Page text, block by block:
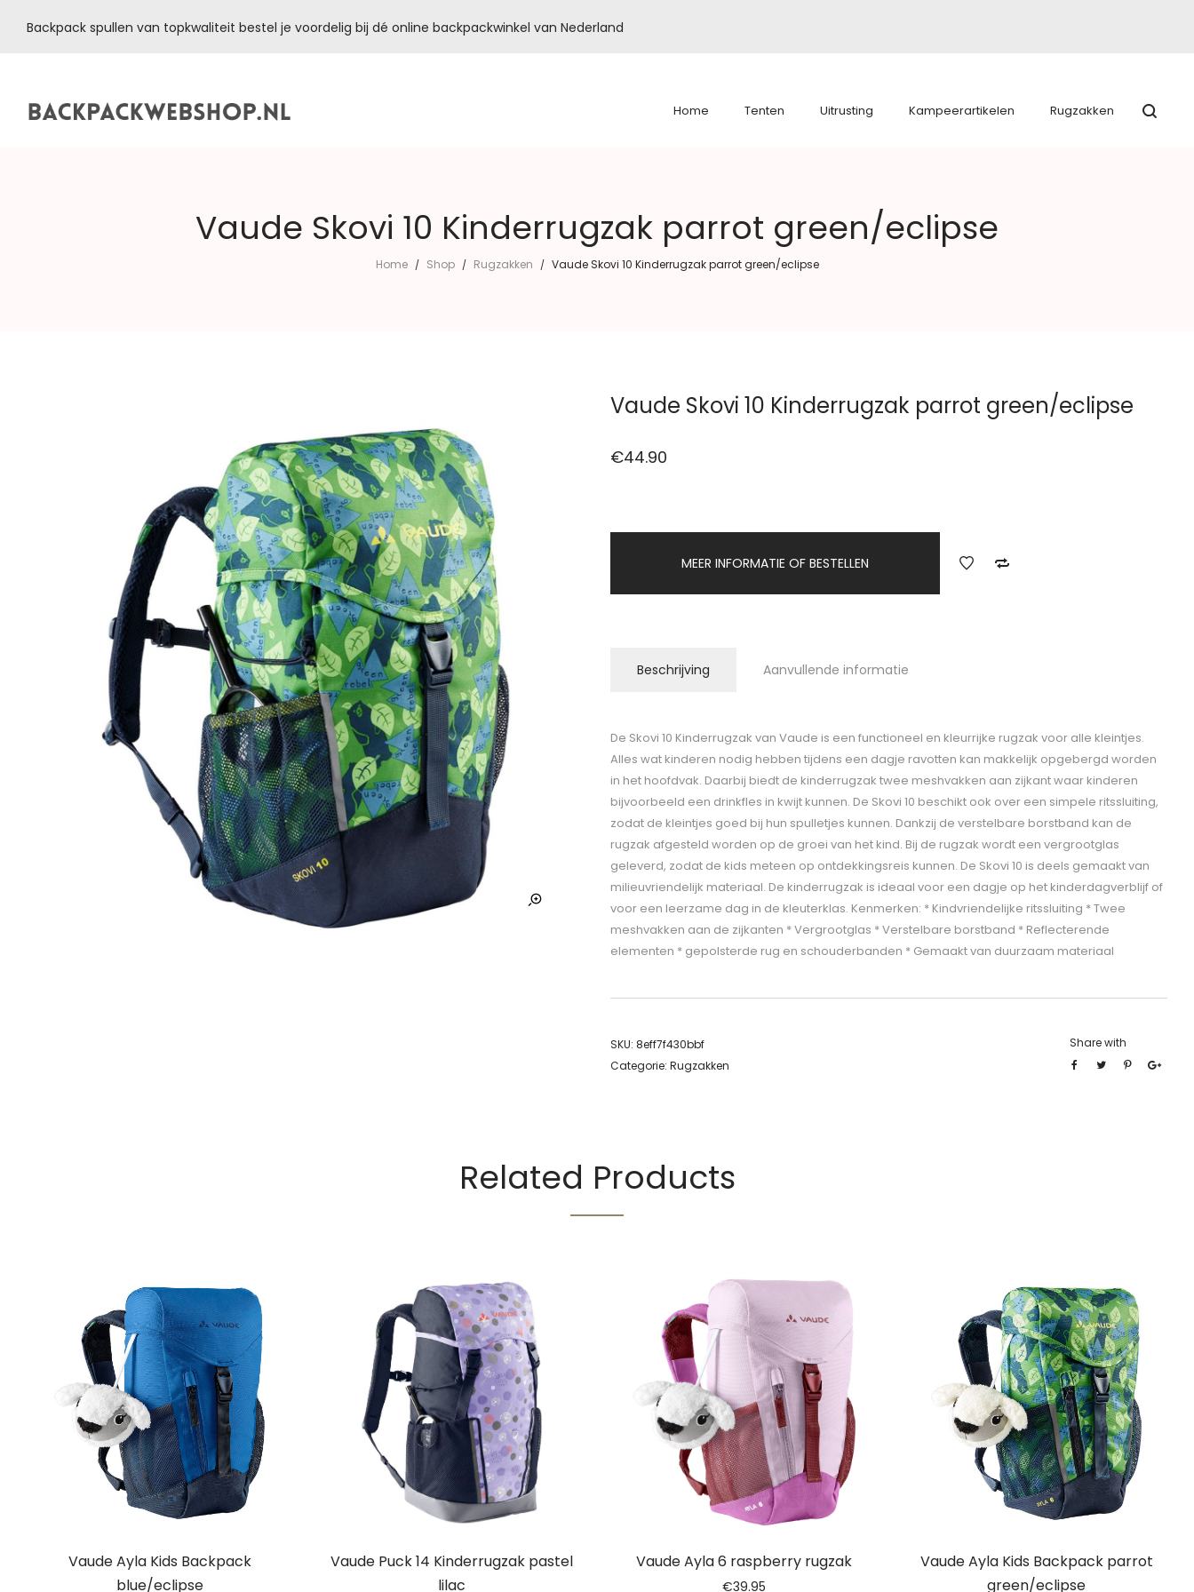
Backpack spullen van topkwaliteit bestel je voordelig bij dé online backpackwinkel van Nederland
Home Tenten Uitrusting Kampeerartikelen Rugzakken
Vaude Skovi 10 Kinderrugzak parrot green/eclipse
Home / Shop / Rugzakken / Vaude Skovi 10 Kinderrugzak parrot green/eclipse
Vaude Skovi 10 Kinderrugzak parrot green/eclipse
€44.90
MEER INFORMATIE OF BESTELLEN
Beschrijving Aanvullende informatie
De Skovi 10 Kinderrugzak van Vaude is een functioneel en kleurrijke rugzak voor alle kleintjes.
Alles wat kinderen nodig hebben tijdens een dagje ravotten kan makkelijk opgebergd worden
in het hoofdvak. Daarbij biedt de kinderrugzak twee meshvakken aan zijkant waar kinderen
bijvoorbeeld een drinkfles in kwijt kunnen. De Skovi 10 beschikt ook over een simpele ritssluiting,
zodat de kleintjes goed bij hun spulletjes kunnen. Dankzij de verstelbare borstband kan de
rugzak afgesteld worden op de groei van het kind. Bij de rugzak wordt een vergrootglas
geleverd, zodat de kids meteen op ontdekkingsreis kunnen. De Skovi 10 is deels gemaakt van
milieuvriendelijk materiaal. De kinderrugzak is ideaal voor een dagje op het kinderdagverblijf of
voor een leerzame dag in de kleuterklas. Kenmerken: * Kindvriendelijke ritssluiting * Twee
meshvakken aan de zijkanten * Vergrootglas * Verstelbare borstband * Reflecterende
elementen * gepolsterde rug en schouderbanden * Gemaakt van duurzaam materiaal
SKU: 8eff7f430bbf
Categorie: Rugzakken
Share with
Related Products
Vaude Ayla Kids Backpack
blue/eclipse
Vaude Puck 14 Kinderrugzak pastel
lilac
Vaude Ayla 6 raspberry rugzak
€39.95
Vaude Ayla Kids Backpack parrot
green/eclipse